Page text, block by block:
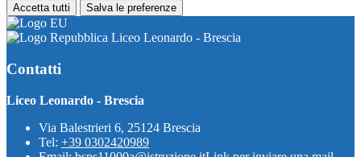
Accetta tutti Salva le preferenze
Liceo Leonardo - Brescia
Contatti
Liceo Leonardo - Brescia
Via Balestrieri 6, 25124 Brescia
Tel: +39 0302420989